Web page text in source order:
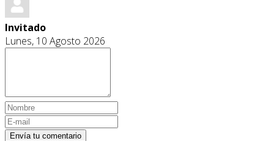
Invitado
Lunes, 10 Agosto 2026
Envía tu comentario